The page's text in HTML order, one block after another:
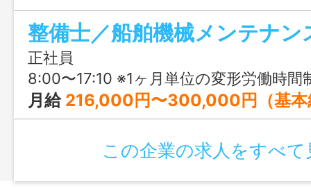
わりながら、資格取得支援や充実した福
術を磨ける環境です。若手社員も多く活
ある職場。船を支える誇りある仕事に挑
か。
整備士／船舶機械メンテナン
正社員
8:00〜17:10 ※1ヶ月単位の変形労働時間制 ※変形期間を平均して週40時間にな
月給 216,000円〜300,000円（基本給） ※年齢や経験、能力、取得
この企業の求人をすべて